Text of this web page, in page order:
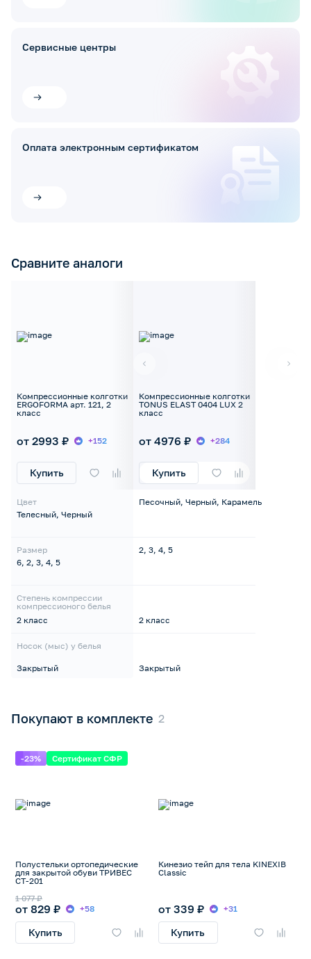
Сервисные центры
Оплата электронным сертификатом
Сравните аналоги
Компрессионные колготки
ERGOFORMA арт. 121, 2
класс
от 2993 ₽ +152
Купить
Цвет
Телесный, Черный
Размер
6, 2, 3, 4, 5
Степень компрессии
компрессионого белья
2 класс
Носок (мыс) у белья
Закрытый
Компрессионные колготки
TONUS ELAST 0404 LUX 2
класс
от 4976 ₽ +284
Купить
Песочный, Черный, Карамель
2, 3, 4, 5
2 класс
Закрытый
Покупают в комплекте
-23% Сертификат СФР
Полустельки ортопедические
для закрытой обуви ТРИВЕС
СТ-201
от 829 ₽
1 077 ₽
+58
Купить
Кинезио тейп для тела KINEXIB
Classic
от 339 ₽ +31
Купить